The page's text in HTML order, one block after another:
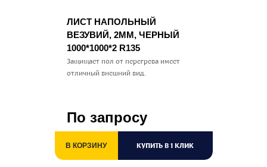
ЛИСТ НАПОЛЬНЫЙ
ВЕЗУВИЙ, 2ММ, ЧЕРНЫЙ
1000*1000*2 R135
Защищает пол от перегрева имеет
отличный внешний вид.
По запросу
В КОРЗИНУ КУПИТЬ В 1 КЛИК